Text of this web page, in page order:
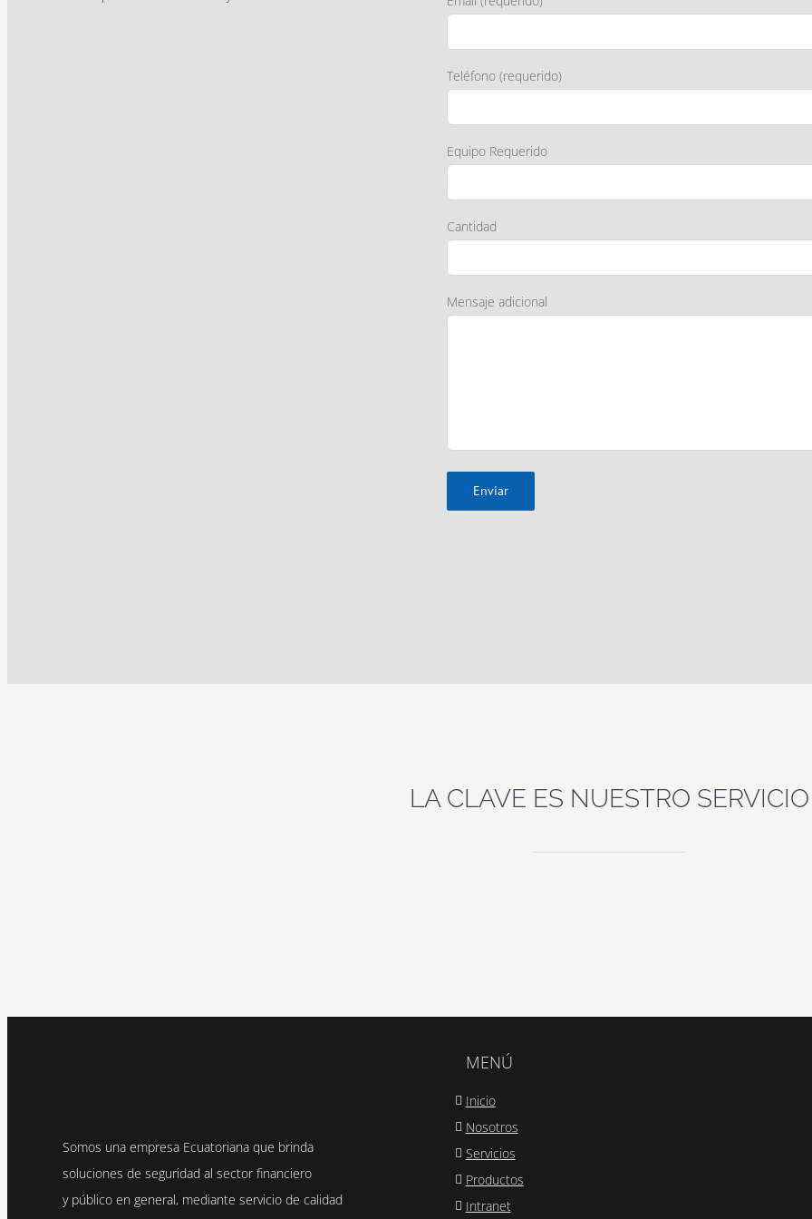
Teléfono (requerido)
Equipo Requerido
Cantidad
Mensaje adicional
LA CLAVE ES NUESTRO SERVICIO
Somos una empresa Ecuatoriana que brinda
soluciones de seguridad al sector financiero
y público en general, mediante servicio de calidad
MENÚ
Inicio
Nosotros
Servicios
Productos
Intranet